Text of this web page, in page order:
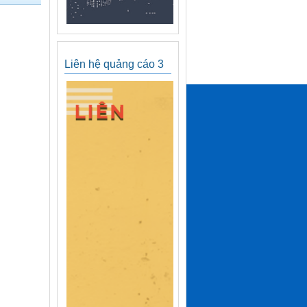
Liên hệ quảng cáo 3